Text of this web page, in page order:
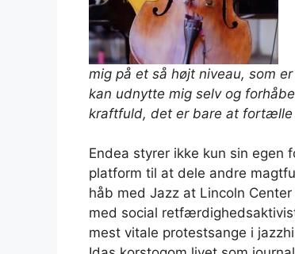
mig på et så højt niveau, som
kan udnytte mig selv og
kraftfuld, det er bare at fortælle
Endea styrer ikke kun sin
platform til at dele andre
håb med Jazz at Lincoln
med social
mest vitale protestsange i